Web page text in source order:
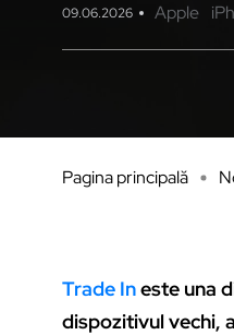
09.06.2026 Apple
Pagina principală
Trade Ineste una
dispozitivul vechi,